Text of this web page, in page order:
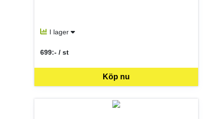
I lager
Köp nu
699:- / st
SEK per ST